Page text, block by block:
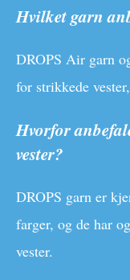
Hvilket garn
DROPS Air garn
for strikkede
Hvorfor
vester?
DROPS garn er
farger, og de har
vester.